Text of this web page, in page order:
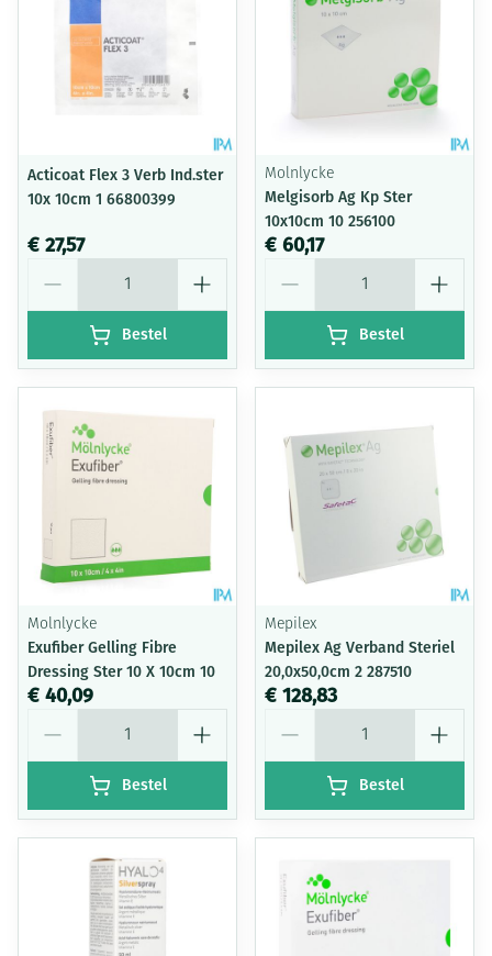
Acticoat Flex 3 Verb Ind.ster
10x 10cm 1 66800399
€ 27,57
Bestel
Molnlycke
Melgisorb Ag Kp Ster
10x10cm 10 256100
€ 60,17
Bestel
Molnlycke
Exufiber Gelling Fibre
Dressing Ster 10 X 10cm 10
€ 40,09
Bestel
Mepilex
Mepilex Ag Verband Steriel
20,0x50,0cm 2 287510
€ 128,83
Bestel